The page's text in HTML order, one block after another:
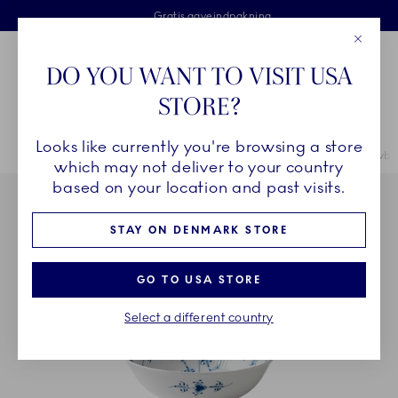
Skip Navigation
Fri levering ved køb over 500 kr. og fri retur
Gratis gaveindpakning
2 års brudgaranti
Royal Copenhagen
Breadcrumb Headlinesss
HjemSTEL Stel Musselmalet Halvblonde Musselmalet
DO YOU WANT TO VISIT USA
STORE?
Looks like currently you're browsing a store
which may not deliver to your country
based on your location and past visits.
STAY ON DENMARK STORE
GO TO USA STORE
Select a different country